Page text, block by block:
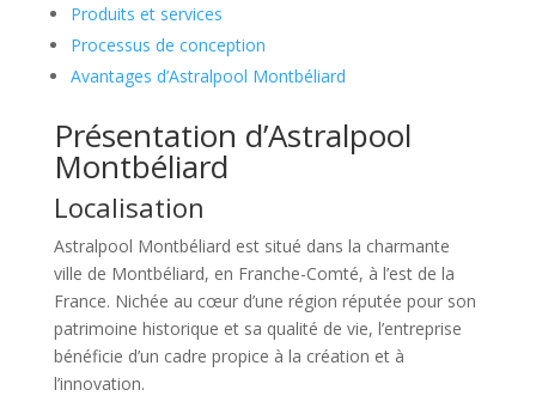
Produits et services
Processus de conception
Avantages d’Astralpool Montbéliard
Présentation d’Astralpool
Montbéliard
Localisation
Astralpool Montbéliard est situé dans la charmante
ville de Montbéliard, en Franche-Comté, à l’est de la
France. Nichée au cœur d’une région réputée pour son
patrimoine historique et sa qualité de vie, l’entreprise
bénéficie d’un cadre propice à la création et à
l’innovation.